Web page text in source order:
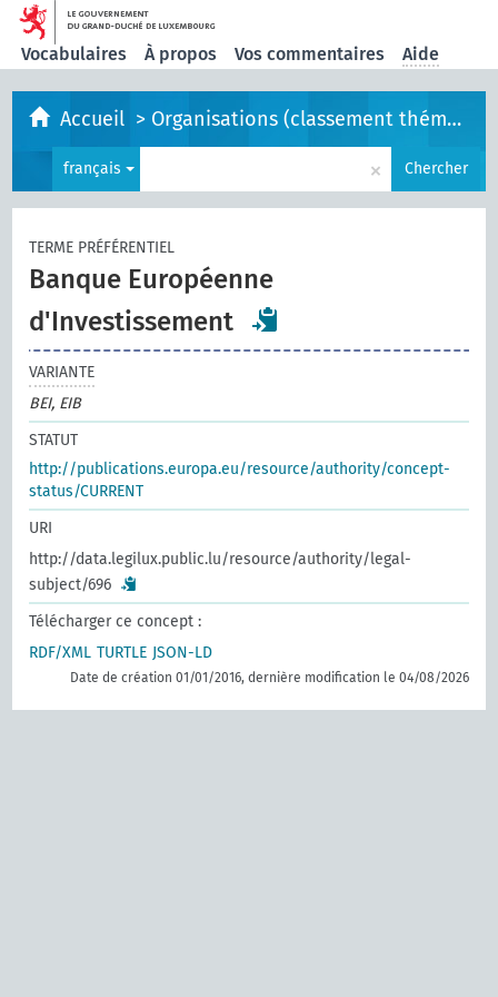
Vocabulaires À propos Vos commentaires Aide
Accueil > Organisations (classement thématique)
français × Chercher
TERME PRÉFÉRENTIEL
Banque Européenne
d'Investissement
VARIANTE
BEI, EIB
STATUT
http://publications.europa.eu/resource/authority/concept-
status/CURRENT
URI
http://data.legilux.public.lu/resource/authority/legal-
subject/696
Télécharger ce concept :
RDF/XML TURTLE JSON-LD
Date de création 01/01/2016, dernière modification le 04/08/2026